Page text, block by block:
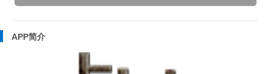
APP简介